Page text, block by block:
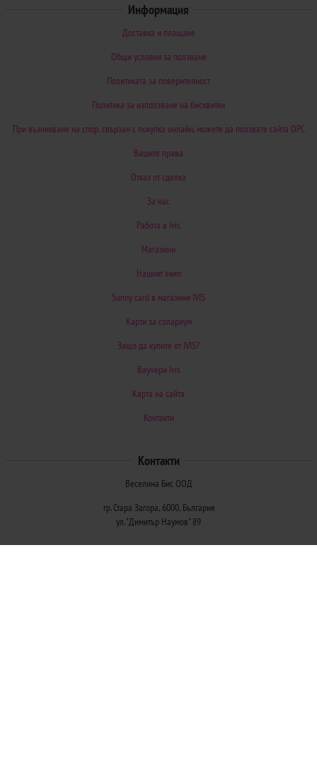
Информация
Доставка и плащане
Общи условия за ползване
Политиката за поверителност
Политика за използване на бисквитки
При възникване на спор, свързан с покупка онлайн, можете да ползвате сайта ОРС
Вашите права
Отказ от сделка
За нас
Работа в Ivis
Магазини
Нашият екип
Sunny card в магазини IVIS
Карти за солариум
Защо да купите от IVIS?
Ваучери Ivis
Карта на сайта
Контакти
Контакти
Веселина Бис ООД
гр. Стара Загора, 6000, България
ул. "Димитър Наумов" 89